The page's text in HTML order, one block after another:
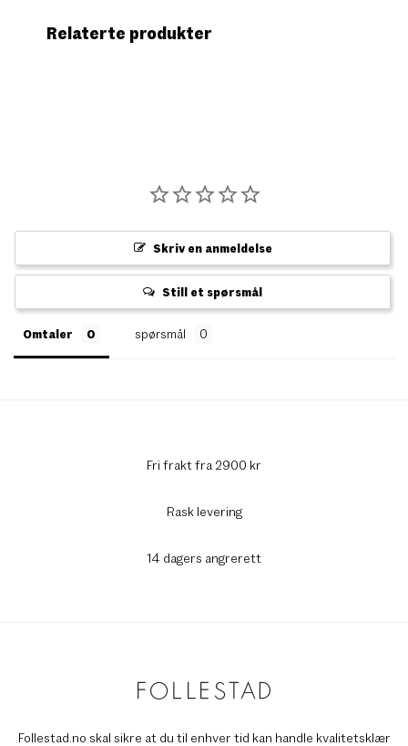
Relaterte produkter
Skriv en anmeldelse
Still et spørsmål
Omtaler spørsmål
Fri frakt fra 2900 kr
Rask levering
14 dagers angrerett
Follestad.no skal sikre at du til enhver tid kan handle kvalitetsklær